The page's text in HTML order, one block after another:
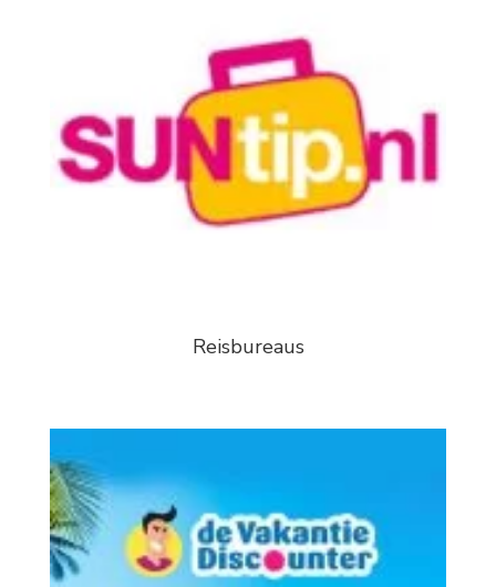
Reisbureaus